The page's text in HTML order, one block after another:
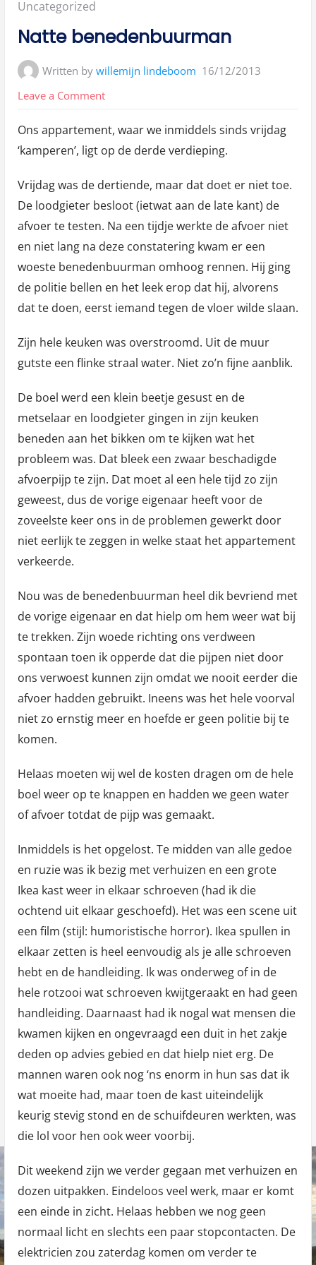
Posted
in:
Uncategorized
Natte benedenbuurman
Written bywillemijn lindeboom 16/12/2013
Leave a Commenton
benedenbuurman
Ons appartement, waar we inmiddels sinds vrijdag
‘kamperen’, ligt op de derde verdieping.
Vrijdag was de dertiende, maar dat doet er niet toe.
De loodgieter besloot (ietwat aan de late kant) de
afvoer te testen. Na een tijdje werkte de afvoer niet
en niet lang na deze constatering kwam er een
woeste benedenbuurman omhoog rennen. Hij ging
de politie bellen en het leek erop dat hij, alvorens
dat te doen, eerst iemand tegen de vloer wilde slaan.
Zijn hele keuken was overstroomd. Uit de muur
gutste een flinke straal water. Niet zo’n fijne aanblik.
De boel werd een klein beetje gesust en de
metselaar en loodgieter gingen in zijn keuken
beneden aan het bikken om te kijken wat het
probleem was. Dat bleek een zwaar beschadigde
afvoerpijp te zijn. Dat moet al een hele tijd zo zijn
geweest, dus de vorige eigenaar heeft voor de
zoveelste keer ons in de problemen gewerkt door
niet eerlijk te zeggen in welke staat het appartement
verkeerde.
Nou was de benedenbuurman heel dik bevriend met
de vorige eigenaar en dat hielp om hem weer wat bij
te trekken. Zijn woede richting ons verdween
spontaan toen ik opperde dat die pijpen niet door
ons verwoest kunnen zijn omdat we nooit eerder die
afvoer hadden gebruikt. Ineens was het hele voorval
niet zo ernstig meer en hoefde er geen politie bij te
komen.
Helaas moeten wij wel de kosten dragen om de hele
boel weer op te knappen en hadden we geen water
of afvoer totdat de pijp was gemaakt.
Inmiddels is het opgelost. Te midden van alle gedoe
en ruzie was ik bezig met verhuizen en een grote
Ikea kast weer in elkaar schroeven (had ik die
ochtend uit elkaar geschoefd). Het was een scene uit
een film (stijl: humoristische horror). Ikea spullen in
elkaar zetten is heel eenvoudig als je alle schroeven
hebt en de handleiding. Ik was onderweg of in de
hele rotzooi wat schroeven kwijtgeraakt en had geen
handleiding. Daarnaast had ik nogal wat mensen die
kwamen kijken en ongevraagd een duit in het zakje
deden op advies gebied en dat hielp niet erg. De
mannen waren ook nog ‘ns enorm in hun sas dat ik
wat moeite had, maar toen de kast uiteindelijk
keurig stevig stond en de schuifdeuren werkten, was
die lol voor hen ook weer voorbij.
Dit weekend zijn we verder gegaan met verhuizen en
dozen uitpakken. Eindeloos veel werk, maar er komt
een einde in zicht. Helaas hebben we nog geen
normaal licht en slechts een paar stopcontacten. De
elektricien zou zaterdag komen om verder te